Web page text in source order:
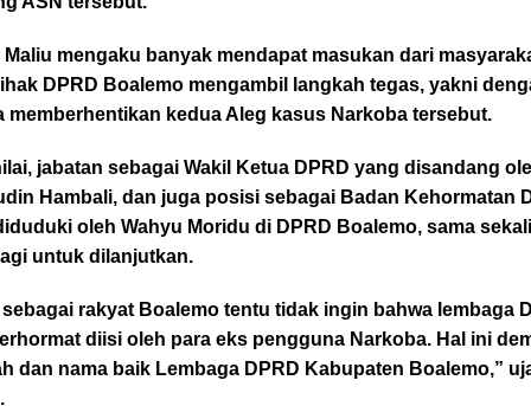
Maliu mengaku banyak mendapat masukan dari
DPRD Boalemo mengambil langkah tegas, yakni
memberhentikan kedua Aleg kasus Narkoba tersebut.
jabatan sebagai Wakil Ketua DPRD yang disandang
Hambali, dan juga posisi sebagai Badan Kehormatan
oleh Wahyu Moridu di DPRD Boalemo, sama
untuk dilanjutkan.
sebagai rakyat Boalemo tentu tidak ingin bahwa lembaga
diisi oleh para eks pengguna Narkoba. Hal ini
dan nama baik Lembaga DPRD Kabupaten Boalemo,”